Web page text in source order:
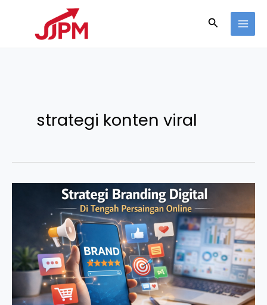
Cari
strategi konten viral
Tengah
Persaingan